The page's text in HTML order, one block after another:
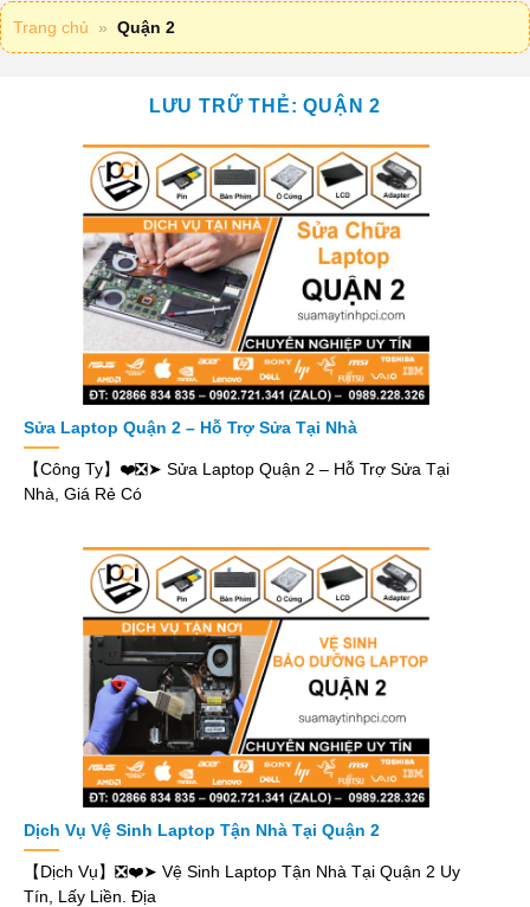
Trang chủ » Quận 2
LƯU TRỮ THẺ:QUẬN 2
Sửa Laptop Quận 2 – Hỗ Trợ Sửa Tại Nhà
【Công Ty】❤️❎➤ Sửa Laptop Quận 2 – Hỗ Trợ Sửa Tại
Nhà, Giá Rẻ Có
Dịch Vụ Vệ Sinh Laptop Tận Nhà Tại Quận 2
【Dịch Vụ】❎❤️➤ Vệ Sinh Laptop Tận Nhà Tại Quận 2 Uy
Tín, Lấy Liền. Địa